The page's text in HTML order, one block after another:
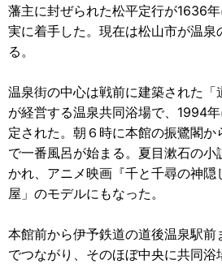
藩主に封ぜられた松平定行が1636
実に着手した。現在は松山市が温泉
る。
温泉街の中心は戦前に建築された「
が経営する温泉共同浴場で、1994
定された。朝６時に本館の振鷺閣か
で一番風呂が始まる。夏目漱石の小
かれ、アニメ映画『千と千尋の神隠
屋」のモデルにもなった。
本館前から伊予鉄道の道後温泉駅前
でつながり、そのほぼ中央に共同